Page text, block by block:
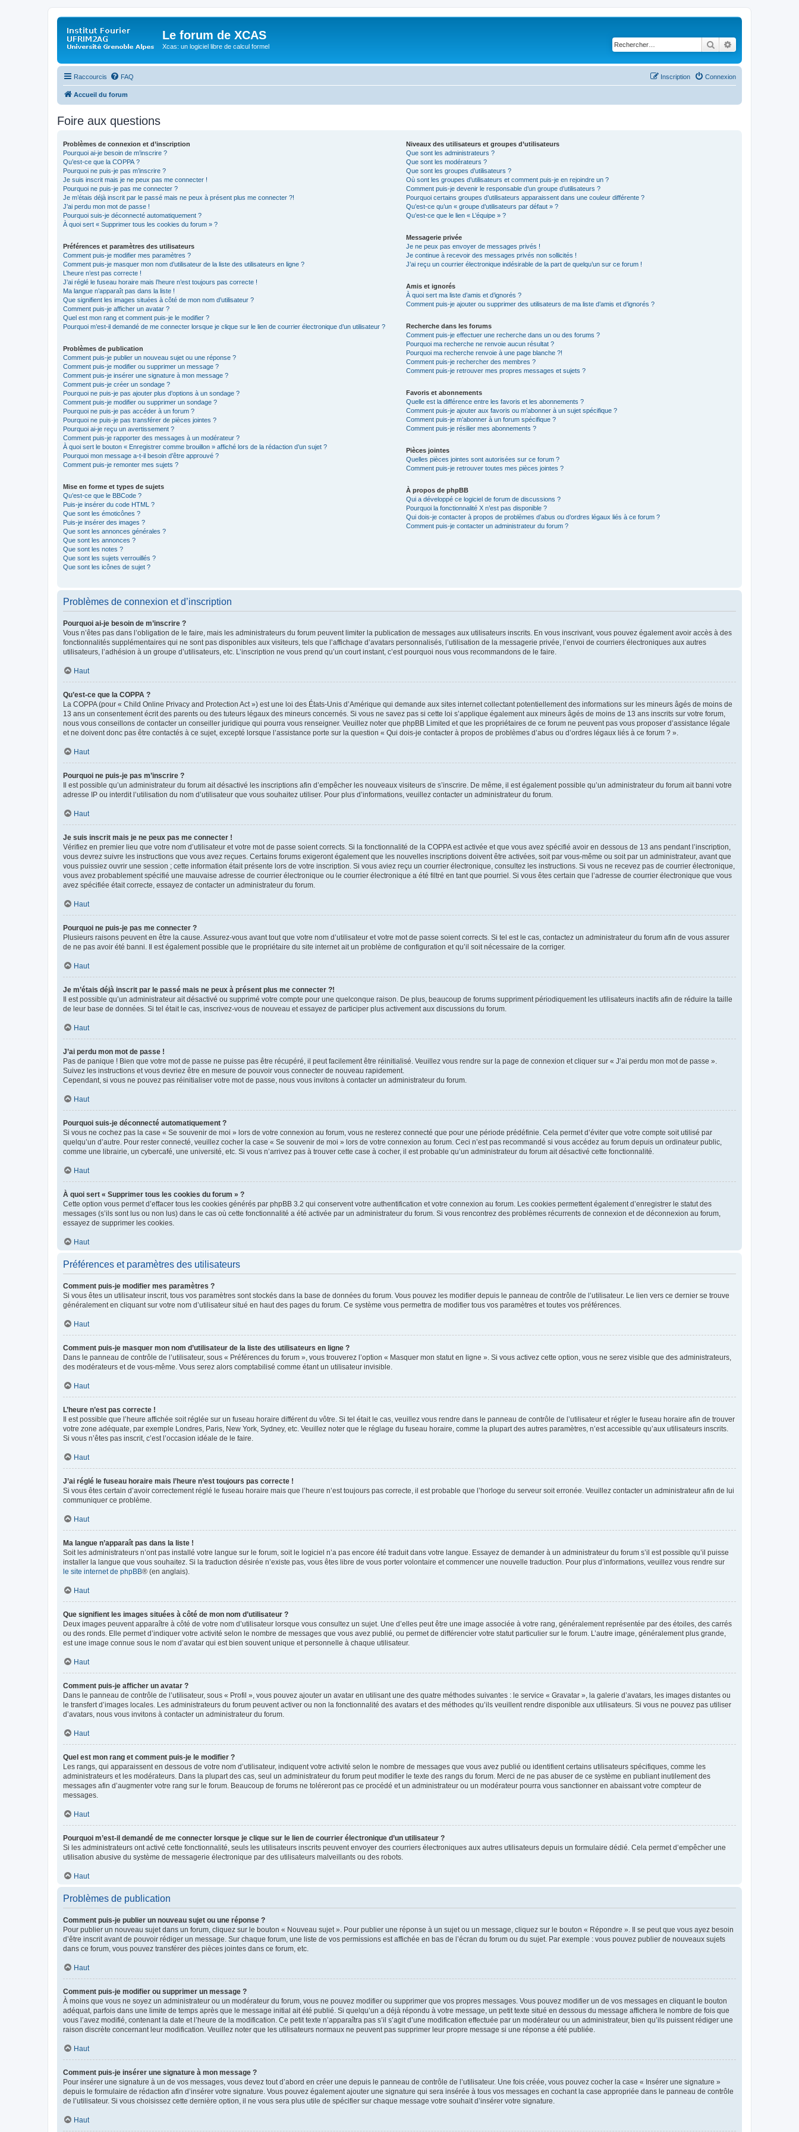
Le forum de XCAS
Xcas: un logiciel libre de calcul formel Rechercher
Raccourcis FAQ Connexion
Inscription
Accueil du forum
Foire aux questions
Problèmes de connexion et d’inscription
Pourquoi ai-je besoin de m’inscrire ?
Qu’est-ce que la COPPA ?
Pourquoi ne puis-je pas m’inscrire ?
Je suis inscrit mais je ne peux pas me connecter !
Pourquoi ne puis-je pas me connecter ?
Je m’étais déjà inscrit par le passé mais ne peux à présent plus me connecter ?!
J’ai perdu mon mot de passe !
Pourquoi suis-je déconnecté automatiquement ?
À quoi sert « Supprimer tous les cookies du forum » ?
Préférences et paramètres des utilisateurs
Comment puis-je modifier mes paramètres ?
Comment puis-je masquer mon nom d’utilisateur de la liste des utilisateurs en ligne ?
L’heure n’est pas correcte !
J’ai réglé le fuseau horaire mais l’heure n’est toujours pas correcte !
Ma langue n’apparaît pas dans la liste !
Que signifient les images situées à côté de mon nom d’utilisateur ?
Comment puis-je afficher un avatar ?
Quel est mon rang et comment puis-je le modifier ?
Pourquoi m’est-il demandé de me connecter lorsque je clique sur le lien de courrier électronique d’un utilisateur ?
Problèmes de publication
Comment puis-je publier un nouveau sujet ou une réponse ?
Comment puis-je modifier ou supprimer un message ?
Comment puis-je insérer une signature à mon message ?
Comment puis-je créer un sondage ?
Pourquoi ne puis-je pas ajouter plus d’options à un sondage ?
Comment puis-je modifier ou supprimer un sondage ?
Pourquoi ne puis-je pas accéder à un forum ?
Pourquoi ne puis-je pas transférer de pièces jointes ?
Pourquoi ai-je reçu un avertissement ?
Comment puis-je rapporter des messages à un modérateur ?
À quoi sert le bouton « Enregistrer comme brouillon » affiché lors de la rédaction d’un sujet ?
Pourquoi mon message a-t-il besoin d’être approuvé ?
Comment puis-je remonter mes sujets ?
Mise en forme et types de sujets
Qu’est-ce que le BBCode ?
Puis-je insérer du code HTML ?
Que sont les émoticônes ?
Puis-je insérer des images ?
Que sont les annonces générales ?
Que sont les annonces ?
Que sont les notes ?
Que sont les sujets verrouillés ?
Que sont les icônes de sujet ?
Niveaux des utilisateurs et groupes d’utilisateurs
Que sont les administrateurs ?
Que sont les modérateurs ?
Que sont les groupes d’utilisateurs ?
Où sont les groupes d’utilisateurs et comment puis-je en rejoindre un ?
Comment puis-je devenir le responsable d’un groupe d’utilisateurs ?
Pourquoi certains groupes d’utilisateurs apparaissent dans une couleur différente ?
Qu’est-ce qu’un « groupe d’utilisateurs par défaut » ?
Qu’est-ce que le lien « L’équipe » ?
Messagerie privée
Je ne peux pas envoyer de messages privés !
Je continue à recevoir des messages privés non sollicités !
J’ai reçu un courrier électronique indésirable de la part de quelqu’un sur ce forum !
Amis et ignorés
À quoi sert ma liste d’amis et d’ignorés ?
Comment puis-je ajouter ou supprimer des utilisateurs de ma liste d’amis et d’ignorés ?
Recherche dans les forums
Comment puis-je effectuer une recherche dans un ou des forums ?
Pourquoi ma recherche ne renvoie aucun résultat ?
Pourquoi ma recherche renvoie à une page blanche ?!
Comment puis-je rechercher des membres ?
Comment puis-je retrouver mes propres messages et sujets ?
Favoris et abonnements
Quelle est la différence entre les favoris et les abonnements ?
Comment puis-je ajouter aux favoris ou m’abonner à un sujet spécifique ?
Comment puis-je m’abonner à un forum spécifique ?
Comment puis-je résilier mes abonnements ?
Pièces jointes
Quelles pièces jointes sont autorisées sur ce forum ?
Comment puis-je retrouver toutes mes pièces jointes ?
À propos de phpBB
Qui a développé ce logiciel de forum de discussions ?
Pourquoi la fonctionnalité X n’est pas disponible ?
Qui dois-je contacter à propos de problèmes d’abus ou d’ordres légaux liés à ce forum ?
Comment puis-je contacter un administrateur du forum ?
Problèmes de connexion et d’inscription
Pourquoi ai-je besoin de m’inscrire ?
Vous n’êtes pas dans l’obligation de le faire, mais les administrateurs du forum peuvent limiter la publication de messages aux utilisateurs inscrits. En vous inscrivant, vous pouvez également avoir accès à des
fonctionnalités supplémentaires qui ne sont pas disponibles aux visiteurs, tels que l’affichage d’avatars personnalisés, l’utilisation de la messagerie privée, l’envoi de courriers électroniques aux autres
utilisateurs, l’adhésion à un groupe d’utilisateurs, etc. L’inscription ne vous prend qu’un court instant, c’est pourquoi nous vous recommandons de le faire.
Haut
Qu’est-ce que la COPPA ?
La COPPA (pour « Child Online Privacy and Protection Act ») est une loi des États-Unis d’Amérique qui demande aux sites internet collectant potentiellement des informations sur les mineurs âgés de moins de
13 ans un consentement écrit des parents ou des tuteurs légaux des mineurs concernés. Si vous ne savez pas si cette loi s’applique également aux mineurs âgés de moins de 13 ans inscrits sur votre forum,
nous vous conseillons de contacter un conseiller juridique qui pourra vous renseigner. Veuillez noter que phpBB Limited et que les propriétaires de ce forum ne peuvent pas vous proposer d’assistance légale
et ne doivent donc pas être contactés à ce sujet, excepté lorsque l’assistance porte sur la question « Qui dois-je contacter à propos de problèmes d’abus ou d’ordres légaux liés à ce forum ? ».
Haut
Pourquoi ne puis-je pas m’inscrire ?
Il est possible qu’un administrateur du forum ait désactivé les inscriptions afin d’empêcher les nouveaux visiteurs de s’inscrire. De même, il est également possible qu’un administrateur du forum ait banni votre
adresse IP ou interdit l’utilisation du nom d’utilisateur que vous souhaitez utiliser. Pour plus d’informations, veuillez contacter un administrateur du forum.
Haut
Je suis inscrit mais je ne peux pas me connecter !
Vérifiez en premier lieu que votre nom d’utilisateur et votre mot de passe soient corrects. Si la fonctionnalité de la COPPA est activée et que vous avez spécifié avoir en dessous de 13 ans pendant l’inscription,
vous devrez suivre les instructions que vous avez reçues. Certains forums exigeront également que les nouvelles inscriptions doivent être activées, soit par vous-même ou soit par un administrateur, avant que
vous puissiez ouvrir une session ; cette information était présente lors de votre inscription. Si vous aviez reçu un courrier électronique, consultez les instructions. Si vous ne recevez pas de courrier électronique,
vous avez probablement spécifié une mauvaise adresse de courrier électronique ou le courrier électronique a été filtré en tant que pourriel. Si vous êtes certain que l’adresse de courrier électronique que vous
avez spécifiée était correcte, essayez de contacter un administrateur du forum.
Haut
Pourquoi ne puis-je pas me connecter ?
Plusieurs raisons peuvent en être la cause. Assurez-vous avant tout que votre nom d’utilisateur et votre mot de passe soient corrects. Si tel est le cas, contactez un administrateur du forum afin de vous assurer
de ne pas avoir été banni. Il est également possible que le propriétaire du site internet ait un problème de configuration et qu’il soit nécessaire de la corriger.
Haut
Je m’étais déjà inscrit par le passé mais ne peux à présent plus me connecter ?!
Il est possible qu’un administrateur ait désactivé ou supprimé votre compte pour une quelconque raison. De plus, beaucoup de forums suppriment périodiquement les utilisateurs inactifs afin de réduire la taille
de leur base de données. Si tel était le cas, inscrivez-vous de nouveau et essayez de participer plus activement aux discussions du forum.
Haut
J’ai perdu mon mot de passe !
Pas de panique ! Bien que votre mot de passe ne puisse pas être récupéré, il peut facilement être réinitialisé. Veuillez vous rendre sur la page de connexion et cliquer sur « J’ai perdu mon mot de passe ».
Suivez les instructions et vous devriez être en mesure de pouvoir vous connecter de nouveau rapidement.
Cependant, si vous ne pouvez pas réinitialiser votre mot de passe, nous vous invitons à contacter un administrateur du forum.
Haut
Pourquoi suis-je déconnecté automatiquement ?
Si vous ne cochez pas la case « Se souvenir de moi » lors de votre connexion au forum, vous ne resterez connecté que pour une période prédéfinie. Cela permet d’éviter que votre compte soit utilisé par
quelqu’un d’autre. Pour rester connecté, veuillez cocher la case « Se souvenir de moi » lors de votre connexion au forum. Ceci n’est pas recommandé si vous accédez au forum depuis un ordinateur public,
comme une librairie, un cybercafé, une université, etc. Si vous n’arrivez pas à trouver cette case à cocher, il est probable qu’un administrateur du forum ait désactivé cette fonctionnalité.
Haut
À quoi sert « Supprimer tous les cookies du forum » ?
Cette option vous permet d’effacer tous les cookies générés par phpBB 3.2 qui conservent votre authentification et votre connexion au forum. Les cookies permettent également d’enregistrer le statut des
messages (s’ils sont lus ou non lus) dans le cas où cette fonctionnalité a été activée par un administrateur du forum. Si vous rencontrez des problèmes récurrents de connexion et de déconnexion au forum,
essayez de supprimer les cookies.
Haut
Préférences et paramètres des utilisateurs
Comment puis-je modifier mes paramètres ?
Si vous êtes un utilisateur inscrit, tous vos paramètres sont stockés dans la base de données du forum. Vous pouvez les modifier depuis le panneau de contrôle de l’utilisateur. Le lien vers ce dernier se trouve
généralement en cliquant sur votre nom d’utilisateur situé en haut des pages du forum. Ce système vous permettra de modifier tous vos paramètres et toutes vos préférences.
Haut
Comment puis-je masquer mon nom d’utilisateur de la liste des utilisateurs en ligne ?
Dans le panneau de contrôle de l’utilisateur, sous « Préférences du forum », vous trouverez l’option « Masquer mon statut en ligne ». Si vous activez cette option, vous ne serez visible que des administrateurs,
des modérateurs et de vous-même. Vous serez alors comptabilisé comme étant un utilisateur invisible.
Haut
L’heure n’est pas correcte !
Il est possible que l’heure affichée soit réglée sur un fuseau horaire différent du vôtre. Si tel était le cas, veuillez vous rendre dans le panneau de contrôle de l’utilisateur et régler le fuseau horaire afin de trouver
votre zone adéquate, par exemple Londres, Paris, New York, Sydney, etc. Veuillez noter que le réglage du fuseau horaire, comme la plupart des autres paramètres, n’est accessible qu’aux utilisateurs inscrits.
Si vous n’êtes pas inscrit, c’est l’occasion idéale de le faire.
Haut
J’ai réglé le fuseau horaire mais l’heure n’est toujours pas correcte !
Si vous êtes certain d’avoir correctement réglé le fuseau horaire mais que l’heure n’est toujours pas correcte, il est probable que l’horloge du serveur soit erronée. Veuillez contacter un administrateur afin de lui
communiquer ce problème.
Haut
Ma langue n’apparaît pas dans la liste !
Soit les administrateurs n’ont pas installé votre langue sur le forum, soit le logiciel n’a pas encore été traduit dans votre langue. Essayez de demander à un administrateur du forum s’il est possible qu’il puisse
installer la langue que vous souhaitez. Si la traduction désirée n’existe pas, vous êtes libre de vous porter volontaire et commencer une nouvelle traduction. Pour plus d’informations, veuillez vous rendre sur
le site internet de phpBB® (en anglais).
Haut
Que signifient les images situées à côté de mon nom d’utilisateur ?
Deux images peuvent apparaître à côté de votre nom d’utilisateur lorsque vous consultez un sujet. Une d’elles peut être une image associée à votre rang, généralement représentée par des étoiles, des carrés
ou des ronds. Elle permet d’indiquer votre activité selon le nombre de messages que vous avez publié, ou permet de différencier votre statut particulier sur le forum. L’autre image, généralement plus grande,
est une image connue sous le nom d’avatar qui est bien souvent unique et personnelle à chaque utilisateur.
Haut
Comment puis-je afficher un avatar ?
Dans le panneau de contrôle de l’utilisateur, sous « Profil », vous pouvez ajouter un avatar en utilisant une des quatre méthodes suivantes : le service « Gravatar », la galerie d’avatars, les images distantes ou
le transfert d’images locales. Les administrateurs du forum peuvent activer ou non la fonctionnalité des avatars et des méthodes qu’ils veuillent rendre disponible aux utilisateurs. Si vous ne pouvez pas utiliser
d’avatars, nous vous invitons à contacter un administrateur du forum.
Haut
Quel est mon rang et comment puis-je le modifier ?
Les rangs, qui apparaissent en dessous de votre nom d’utilisateur, indiquent votre activité selon le nombre de messages que vous avez publié ou identifient certains utilisateurs spécifiques, comme les
administrateurs et les modérateurs. Dans la plupart des cas, seul un administrateur du forum peut modifier le texte des rangs du forum. Merci de ne pas abuser de ce système en publiant inutilement des
messages afin d’augmenter votre rang sur le forum. Beaucoup de forums ne toléreront pas ce procédé et un administrateur ou un modérateur pourra vous sanctionner en abaissant votre compteur de
messages.
Haut
Pourquoi m’est-il demandé de me connecter lorsque je clique sur le lien de courrier électronique d’un utilisateur ?
Si les administrateurs ont activé cette fonctionnalité, seuls les utilisateurs inscrits peuvent envoyer des courriers électroniques aux autres utilisateurs depuis un formulaire dédié. Cela permet d’empêcher une
utilisation abusive du système de messagerie électronique par des utilisateurs malveillants ou des robots.
Haut
Problèmes de publication
Comment puis-je publier un nouveau sujet ou une réponse ?
Pour publier un nouveau sujet dans un forum, cliquez sur le bouton « Nouveau sujet ». Pour publier une réponse à un sujet ou un message, cliquez sur le bouton « Répondre ». Il se peut que vous ayez besoin
d’être inscrit avant de pouvoir rédiger un message. Sur chaque forum, une liste de vos permissions est affichée en bas de l’écran du forum ou du sujet. Par exemple : vous pouvez publier de nouveaux sujets
dans ce forum, vous pouvez transférer des pièces jointes dans ce forum, etc.
Haut
Comment puis-je modifier ou supprimer un message ?
À moins que vous ne soyez un administrateur ou un modérateur du forum, vous ne pouvez modifier ou supprimer que vos propres messages. Vous pouvez modifier un de vos messages en cliquant le bouton
adéquat, parfois dans une limite de temps après que le message initial ait été publié. Si quelqu’un a déjà répondu à votre message, un petit texte situé en dessous du message affichera le nombre de fois que
vous l’avez modifié, contenant la date et l’heure de la modification. Ce petit texte n’apparaîtra pas s’il s’agit d’une modification effectuée par un modérateur ou un administrateur, bien qu’ils puissent rédiger une
raison discrète concernant leur modification. Veuillez noter que les utilisateurs normaux ne peuvent pas supprimer leur propre message si une réponse a été publiée.
Haut
Comment puis-je insérer une signature à mon message ?
Pour insérer une signature à un de vos messages, vous devez tout d’abord en créer une depuis le panneau de contrôle de l’utilisateur. Une fois créée, vous pouvez cocher la case « Insérer une signature »
depuis le formulaire de rédaction afin d’insérer votre signature. Vous pouvez également ajouter une signature qui sera insérée à tous vos messages en cochant la case appropriée dans le panneau de contrôle
de l’utilisateur. Si vous choisissez cette dernière option, il ne vous sera plus utile de spécifier sur chaque message votre souhait d’insérer votre signature.
Haut